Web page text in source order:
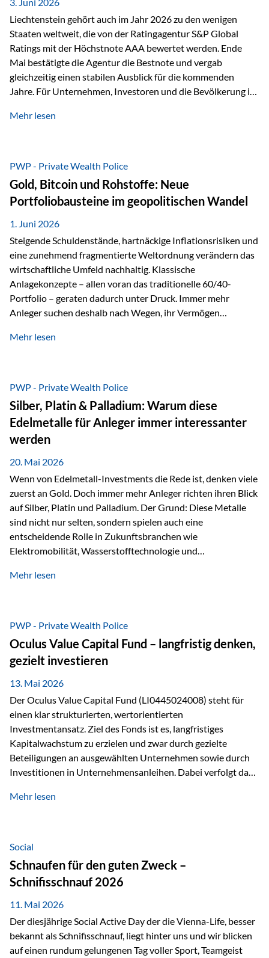
Liechtenstein gehört auch im Jahr 2026 zu den wenigen
Staaten weltweit, die von der Ratingagentur S&P Global
Ratings mit der Höchstnote AAA bewertet werden. Ende
Mai bestätigte die Agentur die Bestnote und vergab
gleichzeitig einen stabilen Ausblick für die kommenden
Jahre. Für Unternehmen, Investoren und die Bevölkerung ist
finanzielle Stabilität des Landes sowie das Vertrauen
trotz Herausforderungen Die weltwirtschaftlichen
Rahmenbedingungen bleiben anspruchsvoll. Geopolitische
Unsicherheiten, eine verhaltene Investitionstätigkeit und
eine schwächere Nachfrage in wichtigen Exportmärkten
beeinflussen auch die liechtensteinische Wirtschaft.
Dennoch sieht…
Mehr lesen
PWP - Private Wealth Police
Gold, Bitcoin und Rohstoffe: Neue
Portfoliobausteine im geopolitischen Wandel
1. Juni 2026
Steigende Schuldenstände, hartnäckige Inflationsrisiken und
eine zunehmend fragmentierte Weltordnung verändern das
wirtschaftliche Umfeld nachhaltig. Klassische
Anlagekonzepte – allen voran das traditionelle 60/40-
Portfolio – geraten dadurch unter Druck. Immer mehr
Anleger suchen deshalb nach Wegen, ihr Vermögen
Unsicherheit abzusichern. Genau hier rücken reale und
monetäre Rolle zurück Gold erlebt derzeit eine
bemerkenswerte Renaissance als monetärer Wertspeicher.
Treiber sind Rekordkäufe der Zentralbanken, geopolitische
Spannungen und ein schleichender Vertrauensverlust in
ungedeckte Papierwährungen. Wie groß dieser
Vertrauensverlust ausfällt, zeigt ein nüchterner
Mehr lesen
PWP - Private Wealth Police
Silber, Platin & Palladium: Warum diese
Edelmetalle für Anleger immer interessanter
werden
20. Mai 2026
Wenn von Edelmetall-Investments die Rede ist, denken viele
zuerst an Gold. Doch immer mehr Anleger richten ihren Blick
auf Silber, Platin und Palladium. Der Grund: Diese Metalle
sind nicht nur selten, sondern spielen auch eine
entscheidende Rolle in Zukunftsbranchen wie
Elektromobilität, Wasserstofftechnologie und
Faktoren für Investoren – begrenztes Angebot und
klassischer „Sicherheitsanker“ gilt, bieten Silber, Platin und
Palladium zusätzlich die Chance, von technologischen
Entwicklungen zu profitieren. Die Nachfrage entsteht nicht
nur durch Anleger, sondern vor allem durch die Industrie.
Gerade in…
Mehr lesen
PWP - Private Wealth Police
Oculus Value Capital Fund – langfristig denken,
gezielt investieren
13. Mai 2026
Der Oculus Value Capital Fund (LI0445024008) steht für
einen klar strukturierten, wertorientierten
Investmentansatz. Ziel des Fonds ist es, langfristiges
Kapitalwachstum zu erzielen und zwar durch gezielte
Beteiligungen an ausgewählten Unternehmen sowie durch
Investitionen in Unternehmensanleihen. Dabei verfolgt das
Marktbewegungen stehen im Fokus, sondern die
innerhalb der Private Wealth Police der Vienna-Life steht
der Oculus Value Capital Fund für einen langfristig
orientierten Value-Investing-Ansatz mit Fokus auf
fundamentale Unternehmensanalyse und nachhaltige
Wertentwicklung. Der Investmentansatz: Value Investing
mit Weitblick Im Zentrum steht ein…
Mehr lesen
Social
Schnaufen für den guten Zweck –
Schnifisschnauf 2026
11. Mai 2026
Der diesjährige Social Active Day der die Vienna-Life, besser
bekannt als Schnifisschnauf, liegt hinter uns und wir blicken
auf einen rundum gelungenen Tag voller Sport, Teamgeist